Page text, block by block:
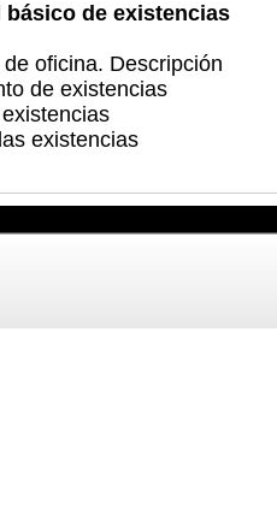
de existencias
oficina. Descripción
de existencias
existencias